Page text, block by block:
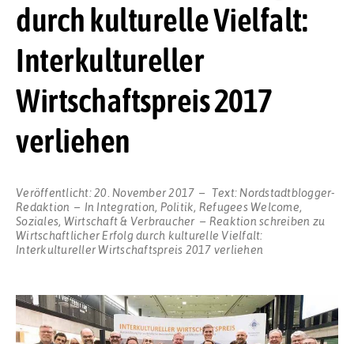
durch kulturelle Vielfalt:
Interkultureller
Wirtschaftspreis 2017
verliehen
Veröffentlicht:20. November 2017 Text: Nordstadtblogger-
Redaktion
In Integration, Politik, Refugees Welcome,
Soziales, Wirtschaft & Verbraucher Reaktion schreiben zu
Wirtschaftlicher Erfolg durch kulturelle Vielfalt:
Interkultureller Wirtschaftspreis 2017 verliehen